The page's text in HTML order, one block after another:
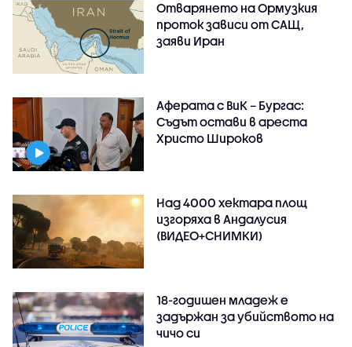
Отварянето на Ормузкия
проток зависи от САЩ,
заяви Иран
Аферата с ВиК – Бургас:
Съдът остави в ареста
Христо Широков
Над 4000 хектара площ
изгоряха в Андалусия
(ВИДЕО+СНИМКИ)
18-годишен младеж е
задържан за убийството на
чичо си